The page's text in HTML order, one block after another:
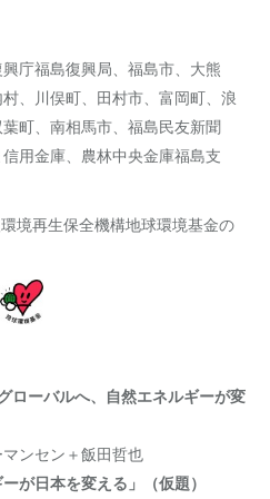
庁福島復興局、福島市、大熊
、川俣町、田村市、富岡町、浪
町、南相馬市、福島民友新聞
用金庫、農林中央金庫福島支
境再生保全機構地球環境基金の
ーバルへ、自然エネルギーが変
ンセン＋飯田哲也
が日本を変える」（仮題）